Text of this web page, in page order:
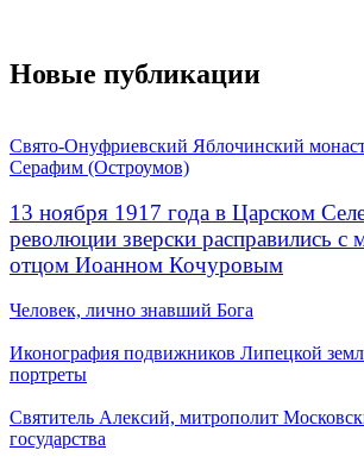
Новые публикации
Свято-Онуфриевский Яблочинский
Серафим (Остроумов)
13 ноября 1917 года в Царском
революции зверски расправились
отцом Иоанном Кочуровым
Человек, лично знавший Бога
Иконография подвижников Липецкой
портреты
Святитель Алексий, митрополит
государства